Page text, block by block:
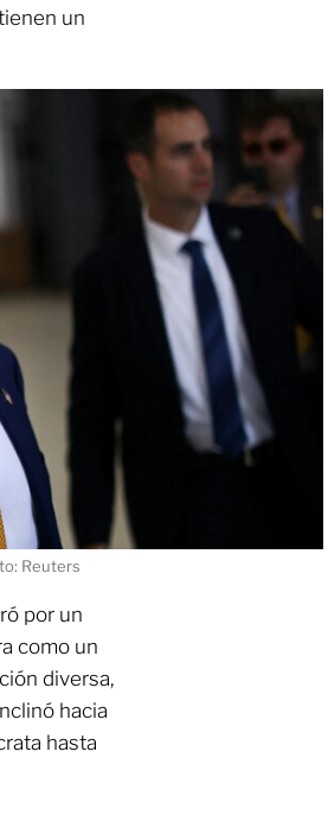
un
Reuters
por un
como un
diversa,
hacia
hasta